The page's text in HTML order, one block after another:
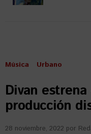
Música Urbano
Divan
producción
28 noviembre, 2022 por